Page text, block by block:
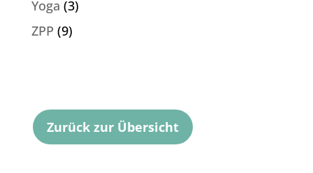
Yoga (3)
ZPP (9)
Zurück zur Übersicht